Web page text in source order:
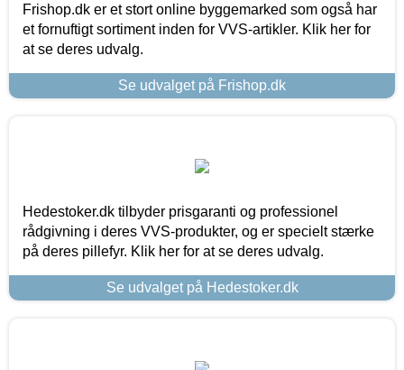
Frishop.dk er et stort online byggemarked som også har
et fornuftigt sortiment inden for VVS-artikler. Klik her for
at se deres udvalg.
Se udvalget på Frishop.dk
Hedestoker.dk tilbyder prisgaranti og professionel
rådgivning i deres VVS-produkter, og er specielt stærke
på deres pillefyr. Klik her for at se deres udvalg.
Se udvalget på Hedestoker.dk